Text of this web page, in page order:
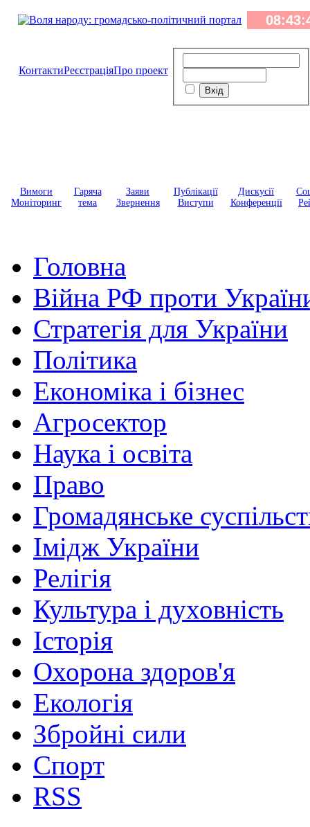
КонтактиРеєстраціяПро проект
Вимоги
Моніторинг
Гаряча
тема
Заяви
Звернення
Публікації
Виступи
Дискусії
Конференції
Головна
Війна РФ проти
Стратегія для України
Політика
Економіка і бізнес
Агросектор
Наука і освіта
Право
Громадянське
Імідж України
Релігія
Культура і духовність
Історія
Охорона здоров'я
Екологія
Збройні сили
Спорт
RSS